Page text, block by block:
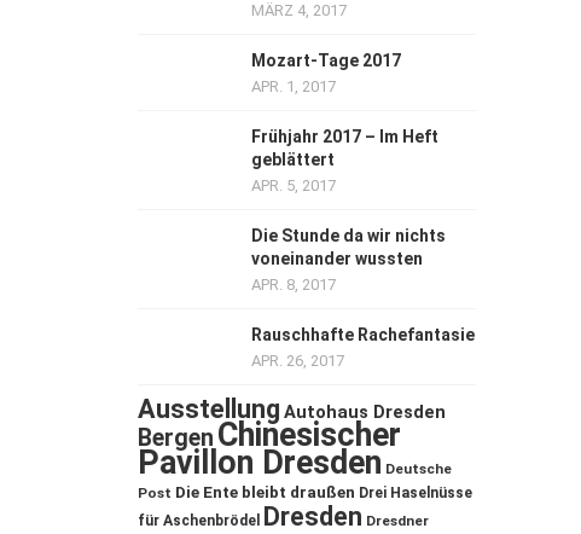
MÄRZ 4, 2017
Mozart-Tage 2017
APR. 1, 2017
Frühjahr 2017 – Im Heft
geblättert
APR. 5, 2017
Die Stunde da wir nichts
voneinander wussten
APR. 8, 2017
Rauschhafte Rachefantasie
APR. 26, 2017
Ausstellung Autohaus Dresden
Bergen Chinesischer
Pavillon Dresden Deutsche
Post Die Ente bleibt draußen Drei Haselnüsse
für Aschenbrödel
Dresden Dresdner